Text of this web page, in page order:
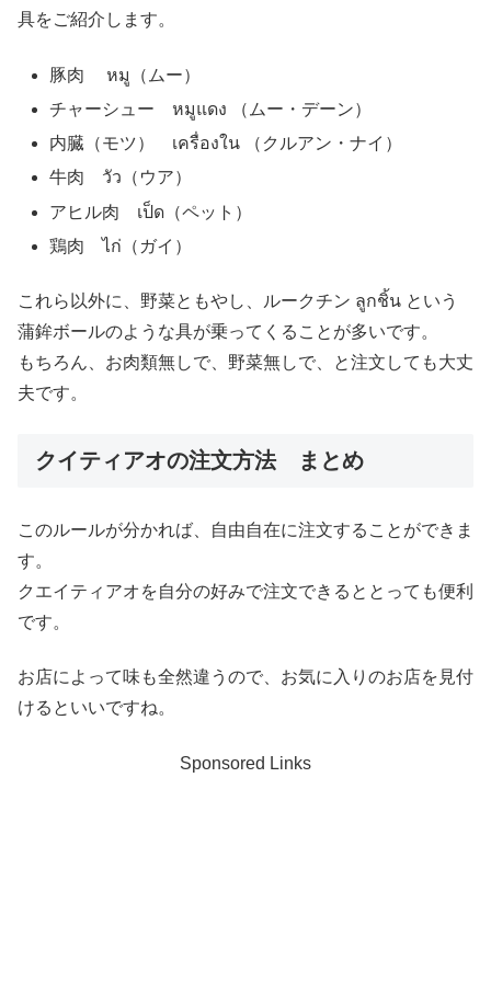
具をご紹介します。
豚肉 หมู（ムー）
チャーシュー หมูแดง （ムー・デーン）
内臓（モツ） เครื่องใน （クルアン・ナイ）
牛肉 วัว（ウア）
アヒル肉 เป็ด（ペット）
鶏肉 ไก่（ガイ）
これら以外に、野菜ともやし、ルークチン ลูกชิ้น という
蒲鉾ボールのような具が乗ってくることが多いです。
もちろん、お肉類無しで、野菜無しで、と注文しても大丈
夫です。
クイティアオの注文方法 まとめ
このルールが分かれば、自由自在に注文することができま
す。
クエイティアオを自分の好みで注文できるととっても便利
です。
お店によって味も全然違うので、お気に入りのお店を見付
けるといいですね。
Sponsored Links